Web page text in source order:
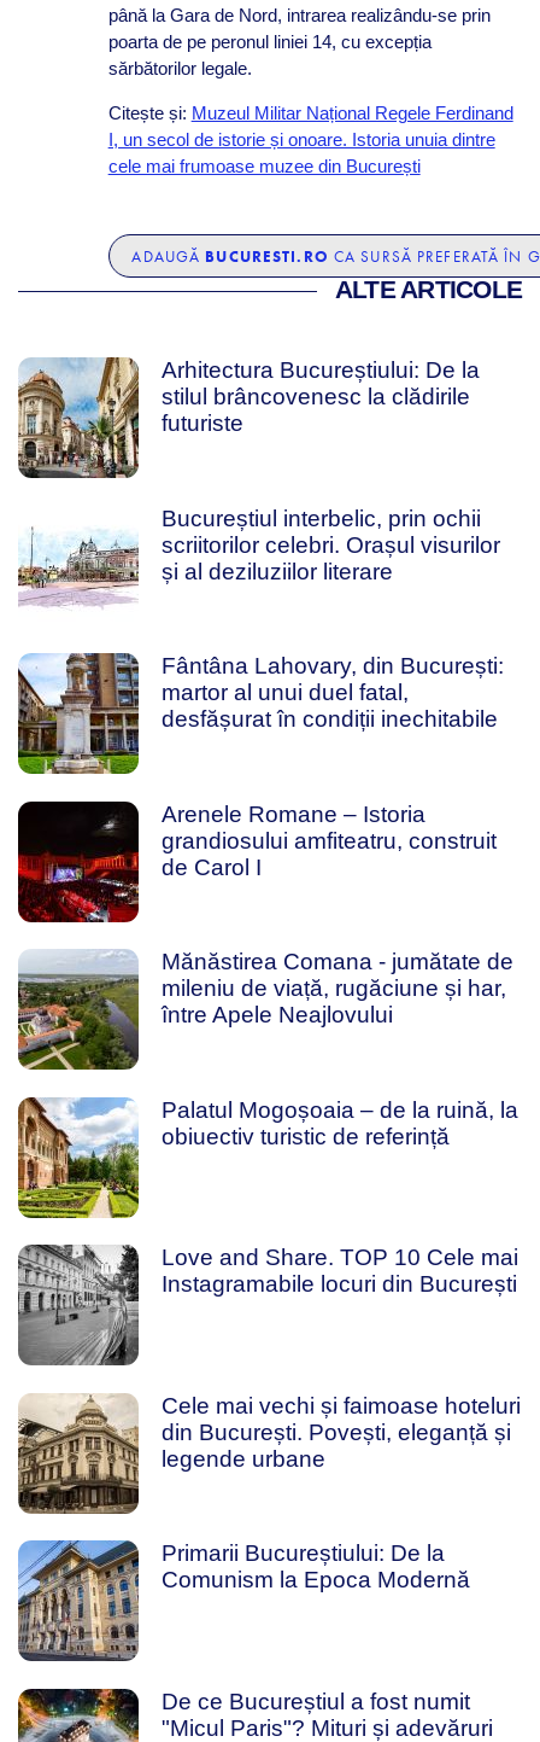
până la Gara de Nord, intrarea realizându-se prin
poarta de pe peronul liniei 14, cu excepția
sărbătorilor legale.
Citește și: Muzeul Militar Național Regele Ferdinand
I, un secol de istorie și onoare. Istoria unuia dintre
cele mai frumoase muzee din București
ADAUGĂ BUCURESTI.RO CA SURSĂ PREFERATĂ ÎN
ALTE ARTICOLE
Arhitectura Bucureștiului: De la
stilul brâncovenesc la clădirile
futuriste
Bucureștiul interbelic, prin ochii
scriitorilor celebri. Orașul visurilor
și al deziluziilor literare
Fântâna Lahovary, din București:
martor al unui duel fatal,
desfășurat în condiții inechitabile
Arenele Romane – Istoria
grandiosului amfiteatru, construit
de Carol I
Mănăstirea Comana - jumătate de
mileniu de viață, rugăciune și har,
între Apele Neajlovului
Palatul Mogoșoaia – de la ruină, la
obiuectiv turistic de referință
Love and Share. TOP 10 Cele mai
Instagramabile locuri din București
Cele mai vechi și faimoase hoteluri
din București. Povești, eleganță și
legende urbane
Primarii Bucureștiului: De la
Comunism la Epoca Modernă
De ce Bucureștiul a fost numit
"Micul Paris"? Mituri și adevăruri